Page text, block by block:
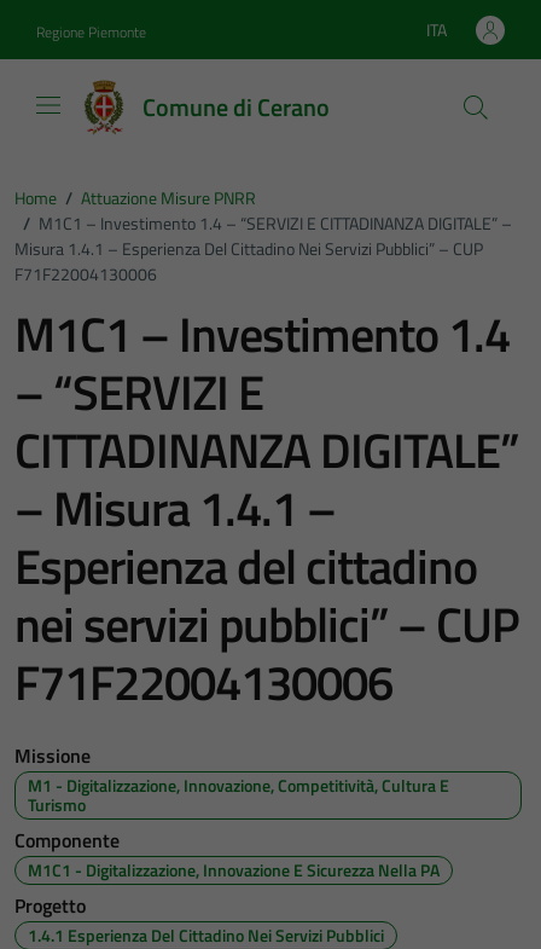
Regione Piemonte Lingua attiva:
ITA
Comune di Cerano
Home / Attuazione Misure PNRR
/ M1C1 – Investimento 1.4 – “SERVIZI E CITTADINANZA DIGITALE” –
Misura 1.4.1 – Esperienza Del Cittadino Nei Servizi Pubblici” – CUP
F71F22004130006
M1C1 – Investimento 1.4
– “SERVIZI E
CITTADINANZA DIGITALE”
– Misura 1.4.1 –
Esperienza del cittadino
nei servizi pubblici” – CUP
F71F22004130006
Missione
M1 - Digitalizzazione, Innovazione, Competitività, Cultura E
Turismo
Componente
M1C1 - Digitalizzazione, Innovazione E Sicurezza Nella PA
Progetto
1.4.1 Esperienza Del Cittadino Nei Servizi Pubblici